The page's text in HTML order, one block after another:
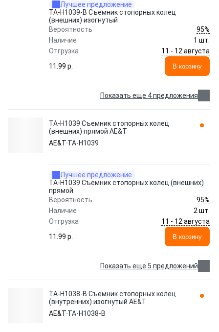
Лучшее предложение
TA-H1039-B Съемник стопорных колец
(внешних) изогнутый
Вероятность
95%
Наличие
1 шт.
Отгрузка
11 - 12 августа
11.99 p.
В корзину
Показать еще 4 предложения
TA-H1039 Съемник стопорных колец
(внешних) прямой AE&T
AE&T TA-H1039
Лучшее предложение
TA-H1039 Съемник стопорных колец (внешних)
прямой
Вероятность
95%
Наличие
2 шт.
Отгрузка
11 - 12 августа
11.99 p.
В корзину
Показать еще 5 предложений
TA-H1038-B Съемник стопорных колец
(внутренних) изогнутый AE&T
AE&T TA-H1038-B